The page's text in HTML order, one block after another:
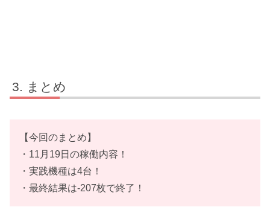
まとめ
【今回のまとめ】
・11月19日の稼働内容！
・実践機種は4台！
・最終結果は-207枚で終了！